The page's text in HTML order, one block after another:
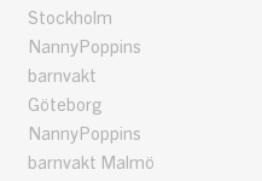
Stockholm
NannyPoppins
barnvakt
Göteborg
NannyPoppins
barnvakt Malmö